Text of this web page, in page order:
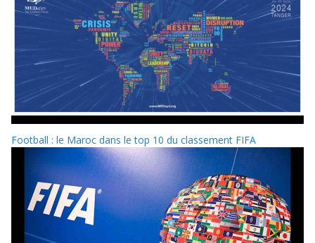
Football : le Maroc dans le top 10 du classement FIFA